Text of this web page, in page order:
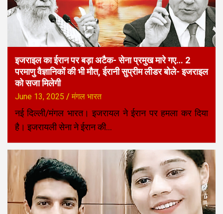
इजराइल का ईरान पर बड़ा अटैक- सेना प्रमुख मारे गए… 2
परमाणु वैज्ञानिकों की भी मौत, ईरानी सुप्रीम लीडर बोले- इजराइल
को सजा मिलेगी
June 13, 2025 मंगल भारत
नई दिल्ली/मंगल भारत। इजरायल ने ईरान पर हमला कर दिया
है। इजरायली सेना ने ईरान की…